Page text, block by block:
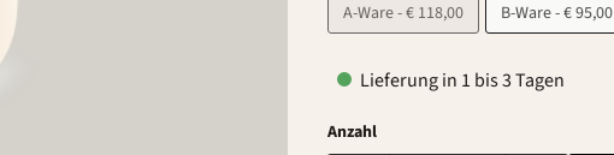
A-Ware - € 118,00
B-Ware - € 95,00
Lieferung in 1 bis 3 Tagen
Anzahl